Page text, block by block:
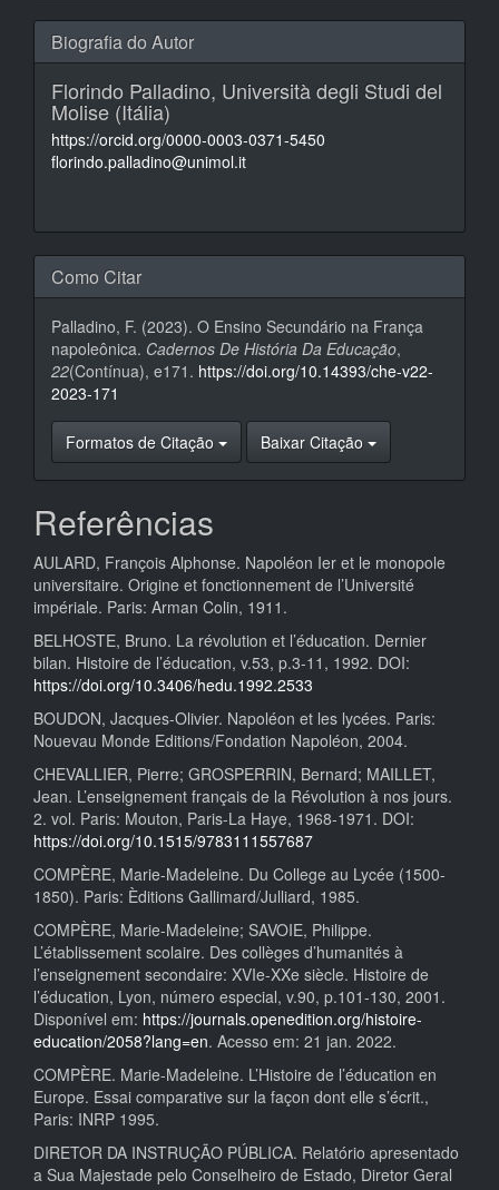
Biografia do Autor
Florindo Palladino, Università degli Studi del
Molise (Itália)
https://orcid.org/0000-0003-0371-5450
florindo.palladino@unimol.it
Como Citar
Palladino, F. (2023). O Ensino Secundário na França
napoleônica. Cadernos De História Da Educação,
22(Contínua), e171. https://doi.org/10.14393/che-v22-
2023-171
Formatos de Citação Baixar Citação
Referências
AULARD, François Alphonse. Napoléon Ier et le monopole
universitaire. Origine et fonctionnement de l’Université
impériale. Paris: Arman Colin, 1911.
BELHOSTE, Bruno. La révolution et l’éducation. Dernier
bilan. Histoire de l’éducation, v.53, p.3-11, 1992. DOI:
https://doi.org/10.3406/hedu.1992.2533
BOUDON, Jacques-Olivier. Napoléon et les lycées. Paris:
Nouevau Monde Editions/Fondation Napoléon, 2004.
CHEVALLIER, Pierre; GROSPERRIN, Bernard; MAILLET,
Jean. L’enseignement français de la Révolution à nos jours.
2. vol. Paris: Mouton, Paris-La Haye, 1968-1971. DOI:
https://doi.org/10.1515/9783111557687
COMPÈRE, Marie-Madeleine. Du College au Lycée (1500-
1850). Paris: Èditions Gallimard/Julliard, 1985.
COMPÈRE, Marie-Madeleine; SAVOIE, Philippe.
L’établissement scolaire. Des collèges d’humanités à
l’enseignement secondaire: XVIe-XXe siècle. Histoire de
l’éducation, Lyon, número especial, v.90, p.101-130, 2001.
Disponível em: https://journals.openedition.org/histoire-
education/2058?lang=en. Acesso em: 21 jan. 2022.
COMPÈRE. Marie-Madeleine. L’Histoire de l’éducation en
Europe. Essai comparative sur la façon dont elle s’écrit.,
Paris: INRP 1995.
DIRETOR DA INSTRUÇÃO PÚBLICA. Relatório apresentado
a Sua Majestade pelo Conselheiro de Estado, Diretor Geral